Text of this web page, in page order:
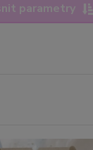
parametry